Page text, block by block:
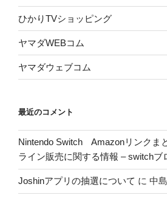
ひかりTVショッピング
ヤマダWEBコム
ヤマダウェブコム
最近のコメント
Nintendo Switch Amazonリンクま
ライン販売に関する情報 – switchブ
Joshinアプリの抽選について に 中